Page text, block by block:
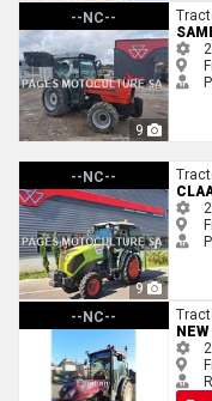
--NC--
9
Same FRUTTETO3S100
--NC--
9
Claas NEXOS 210VE
--NC--
New Holland T4-100F